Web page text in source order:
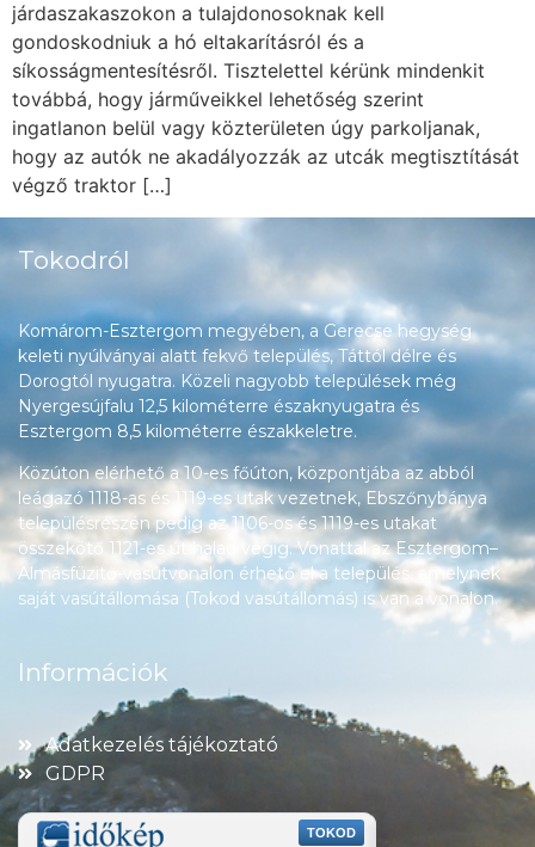
járdaszakaszokon a tulajdonosoknak kell
gondoskodniuk a hó eltakarításról és a
síkosságmentesítésről. Tisztelettel kérünk mindenkit
továbbá, hogy járműveikkel lehetőség szerint
ingatlanon belül vagy közterületen úgy parkoljanak,
hogy az autók ne akadályozzák az utcák megtisztítását
végző traktor […]
Tokodról
Komárom-Esztergom megyében, a Gerecse hegység
keleti nyúlványai alatt fekvő település, Táttól délre és
Dorogtól nyugatra. Közeli nagyobb települések még
Nyergesújfalu 12,5 kilométerre északnyugatra és
Esztergom 8,5 kilométerre északkeletre.
Közúton elérhető a 10-es főúton, központjába az abból
leágazó 1118-as és 1119-es utak vezetnek, Ebszőnybánya
településrészén pedig az 1106-os és 1119-es utakat
összekötő 1121-es út halad végig. Vonattal az Esztergom–
Almásfüzitő-vasútvonalon érhető el a település, amelynek
saját vasútállomása (Tokod vasútállomás) is van a vonalon.
Információk
Adatkezelés tájékoztató
GDPR